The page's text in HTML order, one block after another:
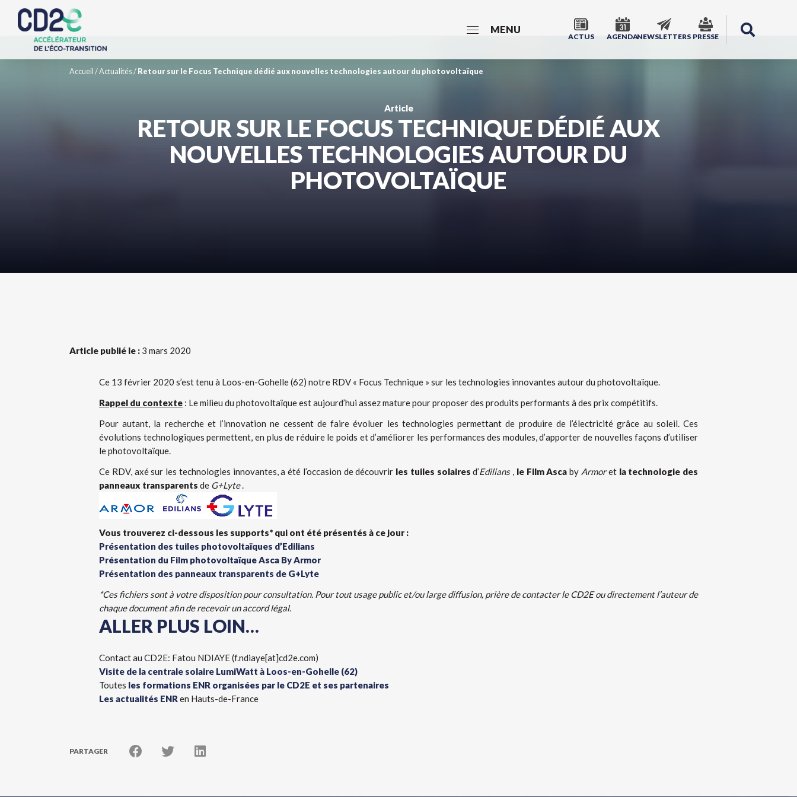
MENU
ACTUS AGENDANEWSLETTERS PRESSE
Accueil/Actualités/Retour sur le Focus Technique dédié aux nouvelles technologies autour du photovoltaïque
Article
RETOUR SUR LE FOCUS TECHNIQUE DÉDIÉ AUX
NOUVELLES TECHNOLOGIES AUTOUR DU
PHOTOVOLTAÏQUE
Article publié le : 3 mars 2020
Ce 13 février 2020 s’est tenu à Loos-en-Gohelle (62) notre RDV « Focus Technique » sur les technologies innovantes autour du photovoltaïque.
Rappel du contexte : Le milieu du photovoltaïque est aujourd’hui assez mature pour proposer des produits performants à des prix compétitifs.
Pour autant, la recherche et l’innovation ne cessent de faire évoluer les technologies permettant de produire de l’électricité grâce au soleil. Ces
évolutions technologiques permettent, en plus de réduire le poids et d’améliorer les performances des modules, d’apporter de nouvelles façons d’utiliser
le photovoltaïque.
Ce RDV, axé sur les technologies innovantes, a été l’occasion de découvrir les tuiles solaires d’Edilians, le Film Asca by Armoret la technologie des
panneaux transparents de G+Lyte.
Vous trouverez ci-dessous les supports* qui ont été présentés à ce jour :
Présentation des tuiles photovoltaïques d’Edilians
Présentation du Film photovoltaïque Asca By Armor
Présentation des panneaux transparents de G+Lyte
*Ces fichiers sont à votre disposition pour consultation. Pour tout usage public et/ou large diffusion, prière de contacter le CD2E ou directement l’auteur de
chaque document afin de recevoir un accord légal.
ALLER PLUS LOIN…
Contact au CD2E: Fatou NDIAYE (f.ndiaye[at]cd2e.com)
Visite de la centrale solaire LumiWatt à Loos-en-Gohelle (62)
Toutes les formations ENR organisées par le CD2E et ses partenaires
Les actualités ENRen Hauts-de-France
PARTAGER